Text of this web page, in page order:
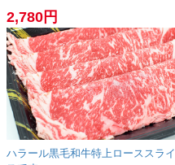
2,780円
ハラール黒毛和牛特上ローススライ